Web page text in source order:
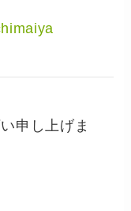
申し上げま